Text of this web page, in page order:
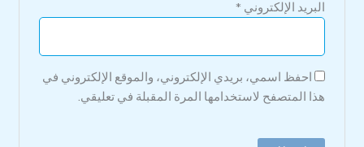
البريد الإلكتروني *
احفظ اسمي، بريدي الإلكتروني، والموقع الإلكتروني في
هذا المتصفح لاستخدامها المرة المقبلة في تعليقي.